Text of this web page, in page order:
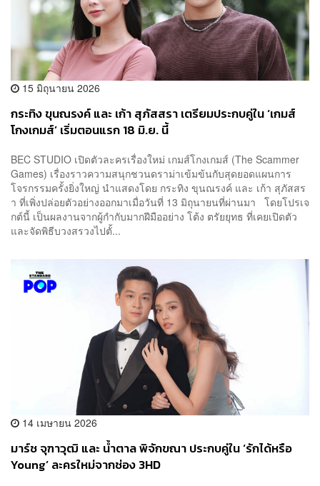
15 มิถุนายน 2026
กระทิง ขุนณรงค์ และ เก้า สุภัสสรา เตรียมประกบคู่ใน ‘เกมส์
โกงเกมส์’ เริ่มตอนแรก 18 มิ.ย. นี้
BEC STUDIO เปิดตัวละครเรื่องใหม่ เกมส์โกงเกมส์ (The Scammer
Games) เรื่องราวความสนุกชวนดราม่าเข้มข้นกับสุดยอดแผนการ
โจรกรรมครั้งยิ่งใหญ่ นำแสดงโดย กระทิง ขุนณรงค์ และ เก้า สุภัสสร
า ที่เพิ่งปล่อยตัวอย่างออกมาเมื่อวันที่ 13 มิถุนายนที่ผ่านมา โดยโปรเจ
กต์นี้ เป็นผลงานจากผู้กำกับมากฝีมืออย่าง โต้ง ตรัยยุทธ ที่เคยเปิดตัว
และจัดพิธีบวงสรวงไปตั้...
14 เมษายน 2026
มาร์ช จุฑาวุฒิ และ น้ำตาล พิจักขณา ประกบคู่ใน ‘รักได้หรือ
Young’ ละครใหม่จากช่อง 3HD